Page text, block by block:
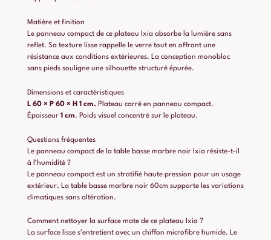
Matière et finition
Le panneau compact de ce plateau Ixia absorbe la lumière sans
reflet. Sa texture lisse rappelle le verre tout en offrant une
résistance aux conditions extérieures. La conception monobloc
sans pieds souligne une silhouette structuré épurée.
Dimensions et caractéristiques
L 60 × P 60 × H 1 cm. Plateau carré en panneau compact.
Épaisseur 1 cm. Poids visuel concentré sur le plateau.
Questions fréquentes
Le panneau compact de la table basse marbre noir Ixia résiste-t-il
à l’humidité ?
Le panneau compact est un stratifié haute pression pour un usage
extérieur. La table basse marbre noir 60cm supporte les variations
climatiques sans altération.
Comment nettoyer la surface mate de ce plateau Ixia ?
La surface lisse s’entretient avec un chiffon microfibre humide. Le